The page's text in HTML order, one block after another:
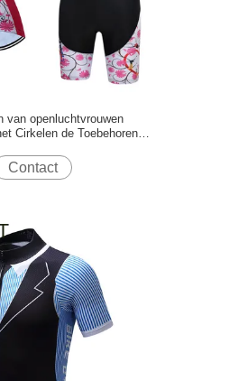
van openluchtvrouwen
Cirkelen de Toebehoren
Contact